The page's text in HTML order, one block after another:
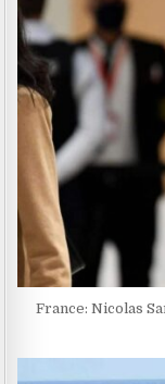
France: Nicolas